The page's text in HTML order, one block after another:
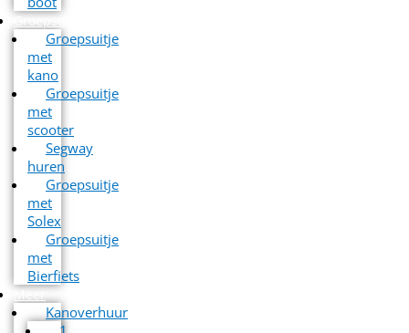
Groepsuitjes
Groepsuitje
met
kano
Groepsuitje
met
scooter
Segway
huren
Groepsuitje
met
Solex
Groepsuitje
met
Bierfiets
Meer
Kanoverhuur